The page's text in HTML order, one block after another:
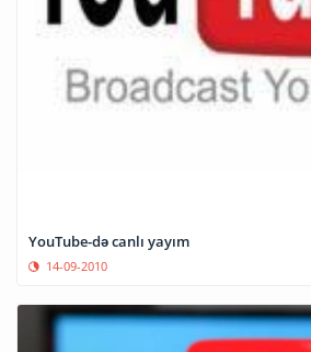
YouTube-də canlı yayım
14-09-2010